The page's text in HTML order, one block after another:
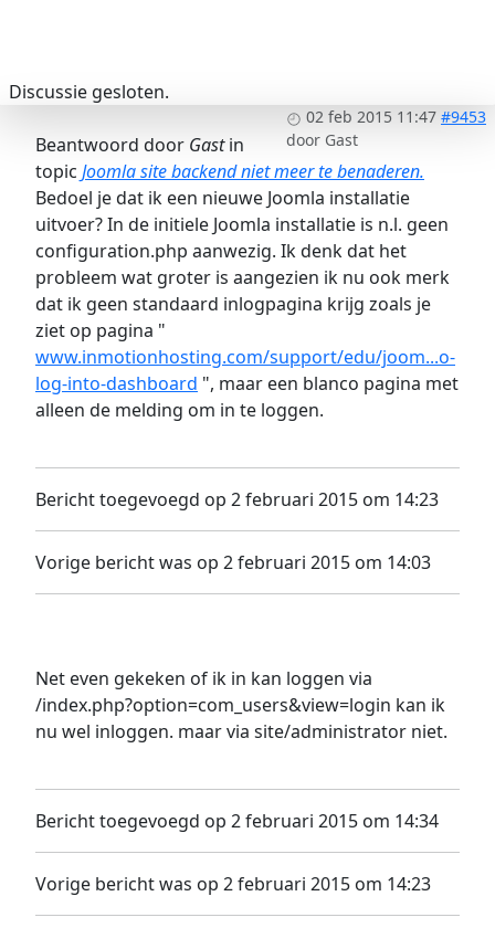
Discussie gesloten.
02 feb 2015 11:47 #9453
door Gast
Beantwoord door Gastin
topic Joomla site backend niet meer te benaderen.
Bedoel je dat ik een nieuwe Joomla installatie
uitvoer? In de initiele Joomla installatie is n.l. geen
configuration.php aanwezig. Ik denk dat het
probleem wat groter is aangezien ik nu ook merk
dat ik geen standaard inlogpagina krijg zoals je
ziet op pagina "
www.inmotionhosting.com/support/edu/joom...o-
log-into-dashboard ", maar een blanco pagina met
alleen de melding om in te loggen.
Bericht toegevoegd op 2 februari 2015 om 14:23
Vorige bericht was op 2 februari 2015 om 14:03
Net even gekeken of ik in kan loggen via
/index.php?option=com_users&view=login kan ik
nu wel inloggen. maar via site/administrator niet.
Bericht toegevoegd op 2 februari 2015 om 14:34
Vorige bericht was op 2 februari 2015 om 14:23